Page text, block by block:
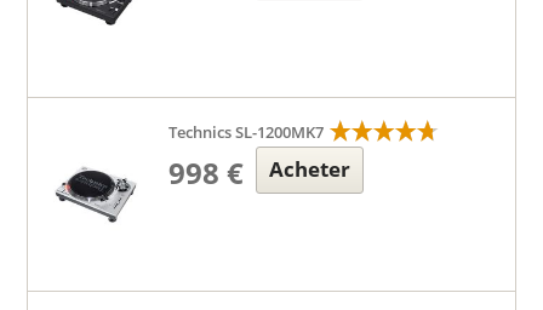
Technics SL-1200MK7
998 € Acheter